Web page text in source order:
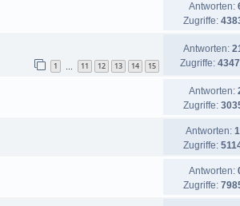
Antworten:
Zugriffe:
1 11 12 13 14 15
Antworten:
Zugriffe:
Antworten:
Zugriffe:
Antworten:
Zugriffe:
Antworten:
Zugriffe: